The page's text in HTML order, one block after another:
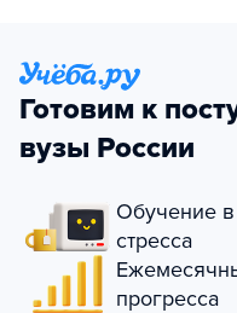
Готовим к
вузы России
Обучение
стресса
прогресса